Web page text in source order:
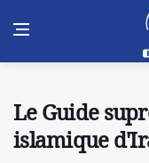
Le Guide
islamique